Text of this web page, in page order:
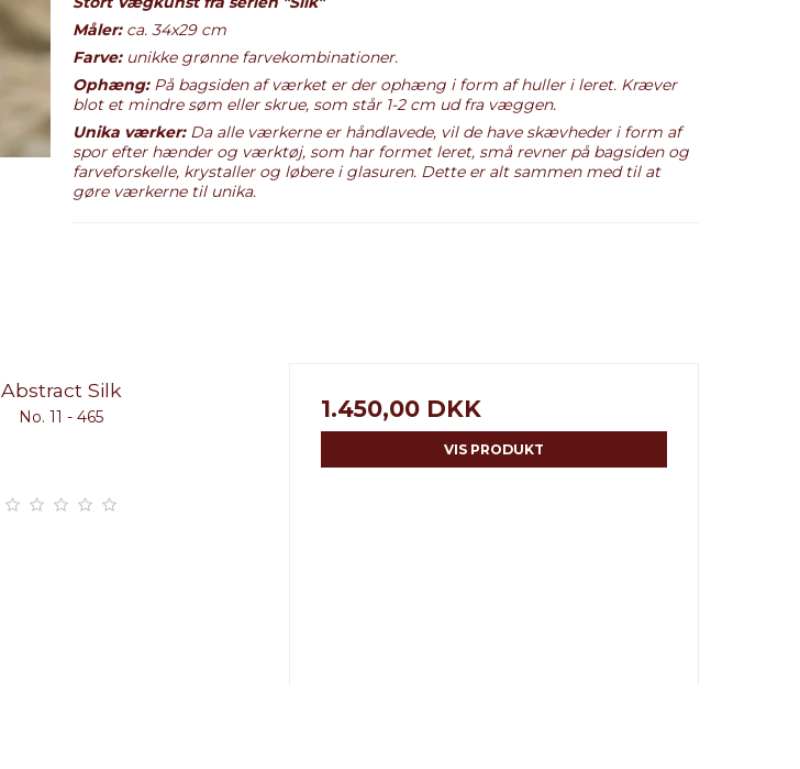
Måler: ca. 34x29 cm
Farve: unikke grønne farvekombinationer.
Ophæng: På bagsiden af værket er der ophæng i form af huller i leret. Kræver
blot et mindre søm eller skrue, som står 1-2 cm ud fra væggen.
Unika værker: Da alle værkerne er håndlavede, vil de have skævheder i form af
spor efter hænder og værktøj, som har formet leret, små revner på bagsiden og
farveforskelle, krystaller og løbere i glasuren. Dette er alt sammen med til at
gøre værkerne til unika.
Abstract Silk
No. 11 - 465 1.450,00 DKK
VIS PRODUKT